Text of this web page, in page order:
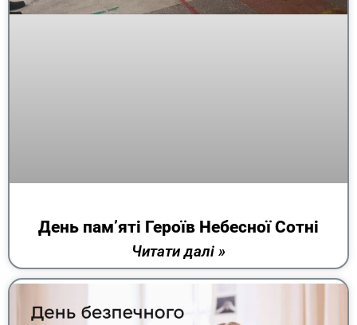
День пам’яті Героїв Небесної Сотні
Читати далі »